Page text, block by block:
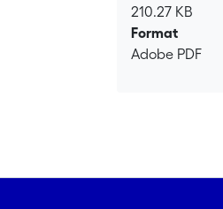
210.27 KB
Format
Adobe PDF